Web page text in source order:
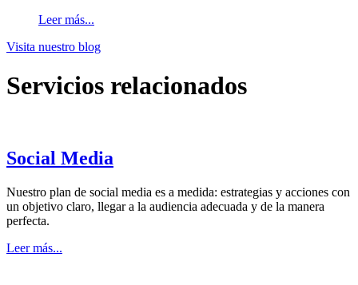
Leer más...
Visita nuestro blog
Servicios relacionados
Social Media
Nuestro plan de social media es a medida: estrategias y acciones con
un objetivo claro, llegar a la audiencia adecuada y de la manera
perfecta.
Leer más...